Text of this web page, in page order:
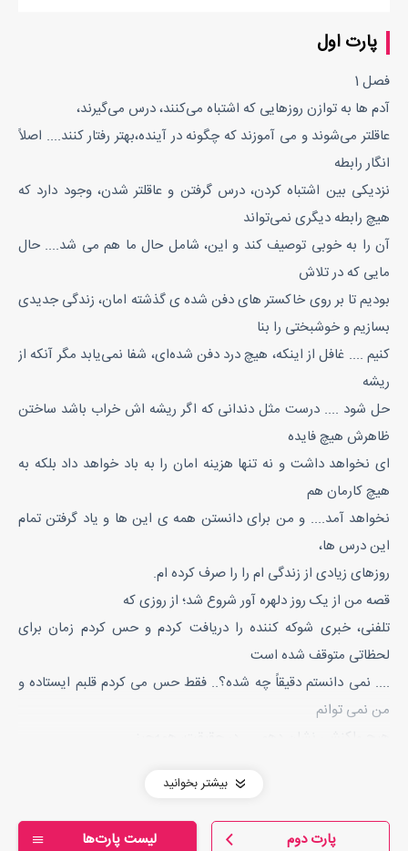
پارت اول
فصل 1
آدم ها به توازن روزهایی که اشتباه می‌کنند، درس می‌گیرند،
عاقلتر می‌شوند و می آموزند که چگونه در آینده،بهتر رفتار کنند.... اصلاً
انگار رابطه
نزدیکی بین اشتباه کردن، درس گرفتن و عاقلتر شدن، وجود دارد که
هیچ رابطه دیگری نمی‌تواند
آن را به‌ خوبی توصیف کند و این، شامل حال ما هم می شد.... حال
مایی که در تلاش
بودیم تا بر روی خاکستر های دفن شده ی گذشته امان، زندگی جدیدی
بسازیم و خوشبختی را بنا
کنیم .... غافل از اینکه، هیچ درد دفن شده‌ای، شفا نمی‌یابد مگر آنکه از
ریشه
حل شود .... درست مثل دندانی که اگر ریشه اش خراب باشد ساختن
ظاهرش هیچ فایده‌
ای نخواهد داشت و نه‌ تنها هزینه امان را به باد خواهد داد بلکه به
هیچ کارمان هم
نخواهد آمد.... و من برای دانستن همه‌ ی این‌ ها و یاد گرفتن تمام
این درس‌ ها،
روزهای زیادی از زندگی‌ ام را را صرف کرده ام.
قصه من از یک روز دلهره‌ آور شروع شد؛ از روزی که
تلفنی، خبری شوکه کننده را دریافت کردم و حس کردم زمان برای
لحظاتی متوقف شده است
.... نمی دانستم دقیقاً چه شده‌؟.. فقط حس می کردم قلبم ایستاده و
من نمی توانم
دهم؟.... ذهنم چنان آشفته و بهم ریخته بود که حتی قادر نبودم
لحظه‌ای آرام باشم.
بیشتر بخوانید
لیست پارت‌ها پارت دوم